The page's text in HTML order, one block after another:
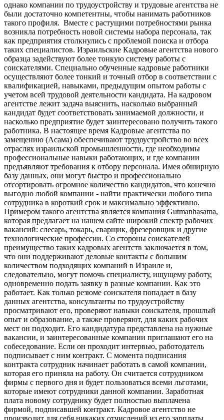
однако компании по трудоустройству и трудовые агентства не
были достаточно компетентны, чтобы нанимать работников
такого профиля. Вместе с растущими потребностями рынка
возникла потребность новой системы набора персонала, так
как предприятия столкнулись с проблемой поиска и отбора
таких специалистов. Израильские Кадровые агентства нового
образца задействуют более тонкую систему работы с
соискателями. Специально обученные кадровые работники
осуществляют более тонкий и точный отбор в соответствии с
квалификацией, навыками, предыдущим опытом работы с
учетом всей трудовой деятельности кандидата. На кадровом
агентстве лежит задача выяснить, насколько выбранный
кандидат будет соответствовать занимаемой должности, и
насколько предприятие будет заинтересовано получить такого
работника. В настоящее время Кадровые агентства по
замещению (Асама) обеспечивают трудоустройство во всех
отраслях израильской промышленности, где необходимы
профессиональные навыки работающих, и где компании
предъявляют требования к отбору персонала. Имея обширную
базу данных, они могут быстро и профессионально
отсортировать огромное количество кандидатов, что конечно
выгодно любой компании - найти практически любого типа
сотрудника в короткий срок и максимально эффективно.
Примером такого агентства является компания Gutmanhasama,
которая предлагает на нашем сайте широкий спектр рабочих
вакансий: слесарь, токарь, сварщик, фрезеровщик и другие
технологические профессии. Со стороны соискателей
преимущество таких кадровых агентств заключается в том,
что они поддерживают деловые контакты с большим
количеством подходящих компаний в Израиле и,
следовательно, могут помочь специалисту, ищущему работу,
одновременно подать заявку в разные компании. Как это
работает. Как только резюме соискателя попадает в базу
данных агентства, консультанты по трудоустройству
просматривают его, проверяют навыки соискателя, прошлый
опыт и образование, а также проверяют, для каких рабочих
мест он подходит. Его кандидатура представлена на нужные
вакансии, и заинтересованные компании приглашают его на
собеседование. Если он проходит интервью, работодатель
подписывает с ним контракт. С момента подписания
контракта сотрудник начинает работать в самой компании,
которая его приняла на работу. Он считается сотрудником
фирмы с первого дня и будет пользоваться всеми льготами,
которые имеют сотрудники данной компании. Заработная
плата новому сотруднику будет полностью выплачена
фирмой, подписавшей контракт. Кадровое агентство не